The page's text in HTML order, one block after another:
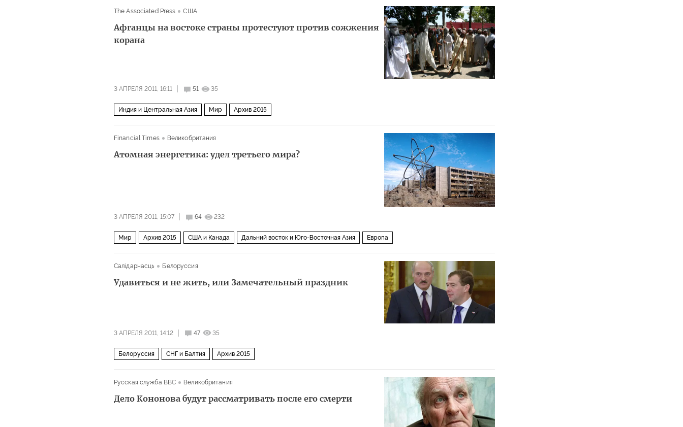
The Associated Press США
Афганцы на востоке страны протестуют против сожжения
корана
3 АПРЕЛЯ 2011, 16:11 51 35
Индия и Центральная Азия Мир Архив 2015
Financial Times Великобритания
Атомная энергетика: удел третьего мира?
3 АПРЕЛЯ 2011, 15:07 64 232
Мир Архив 2015 США и Канада Дальний восток и Юго-Восточная Азия Европа
Салiдарнасць Белоруссия
Удавиться и не жить, или Замечательный праздник
3 АПРЕЛЯ 2011, 14:12 47 35
Белоруссия СНГ и Балтия Архив 2015
Русская служба BBC Великобритания
Дело Кононова будут рассматривать после его смерти